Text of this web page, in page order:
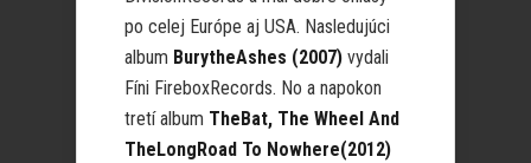
po celej Európe aj USA. Nasledujúci
album BurytheAshes (2007) vydali
Fíni FireboxRecords. No a napokon
tretí album TheBat, The Wheel And
TheLongRoad To Nowhere(2012)